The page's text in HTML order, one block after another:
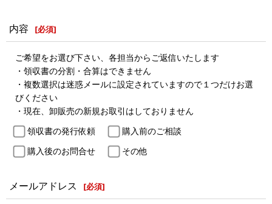
内容 [必須]
ご希望をお選び下さい、各担当からご返信いたします
・領収書の分割・合算はできません
・複数選択は迷惑メールに設定されていますので１つだけお選
びください
・現在、卸販売の新規お取引はしておりません
領収書の発行依頼
購入前のご相談
購入後のお問合せ
その他
メールアドレス [必須]